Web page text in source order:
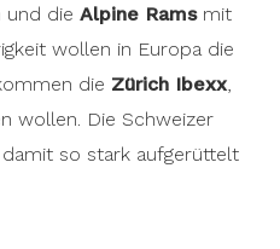
und die Alpine Ramsmit
wollen in Europa die
die Zürich Ibexx,
wollen. Die Schweizer
so stark aufgerüttelt